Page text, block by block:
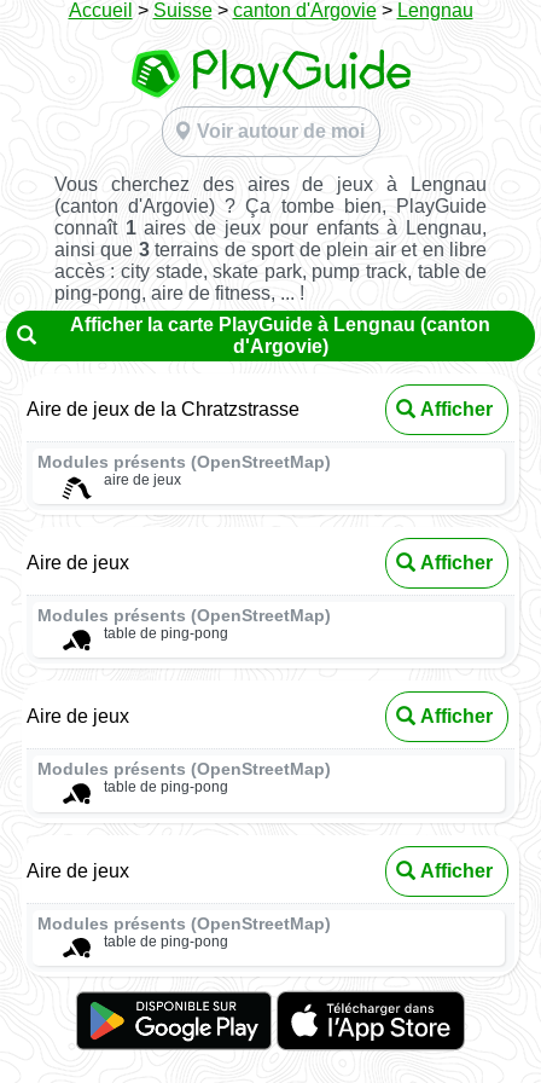
Accueil > Suisse> canton d'Argovie> Lengnau
Voir autour de moi
Vous cherchez des aires de jeux à Lengnau
(canton d'Argovie) ? Ça tombe bien, PlayGuide
connaît 1aires de jeux pour enfants à Lengnau,
ainsi que 3terrains de sport de plein air et en libre
accès : city stade, skate park, pump track, table de
ping-pong, aire de fitness, ... !
Afficher la carte PlayGuide à Lengnau (canton
d'Argovie)
Aire de jeux de la Chratzstrasse Afficher
Modules présents (OpenStreetMap)
aire de jeux
Aire de jeux Afficher
Modules présents (OpenStreetMap)
table de ping-pong
Aire de jeux Afficher
Modules présents (OpenStreetMap)
table de ping-pong
Aire de jeux Afficher
Modules présents (OpenStreetMap)
table de ping-pong